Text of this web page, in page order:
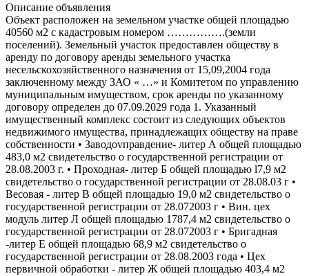
Описание объявления
Объект расположен на земельном участке общей площадью
40560 м2 с кадастровым номером …………….(земли
поселений). Земельный участок предоставлен обществу в
аренду по договору аренды земельного участка
несельскохозяйственного назначения от 15,09,2004 года
заключенному между ЗАО « …» и Комитетом по управлению
муниципальным имуществом, срок аренды по указанному
договору определен до 07.09.2029 года 1. Указанный
имущественный комплекс состоит из следующих объектов
недвижимого имущества, принадлежащих обществу на праве
собственности • Заводоvправдение- литер А общей площадью
483,0 м2 свидетельство о государственной регистрации от
28.08.2003 г. • Проходная- литер Б общей площадью l7,9 м2
свидетельство о государственной регистрации от 28.08.03 г •
Весовая - литер В общей площадью 19,0 м2 свидетельство о
государственной регистрации от 28.072003 г • Вин. цех
модуль литер Л общей площадью 1787,4 м2 свидетельство о
государственной регистрации от 28.072003 г • Бригадная
-литер Е общей площадью 68,9 м2 свидетельство о
государственной регистрации от 28.08.2003 года • Цех
первичной обработки - литер Ж общей площадью 403,4 м2